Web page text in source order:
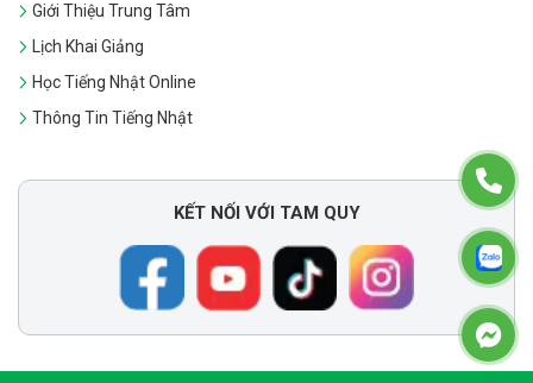
Giới Thiệu Trung Tâm
Lịch Khai Giảng
Học Tiếng Nhật Online
Thông Tin Tiếng Nhật
KẾT NỐI VỚI TAM QUY